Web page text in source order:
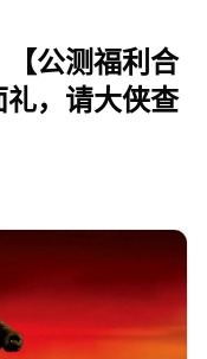
礼，请大侠查收！
【公测福利合
，请大侠查